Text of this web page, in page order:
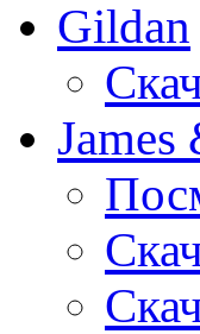
Gildan